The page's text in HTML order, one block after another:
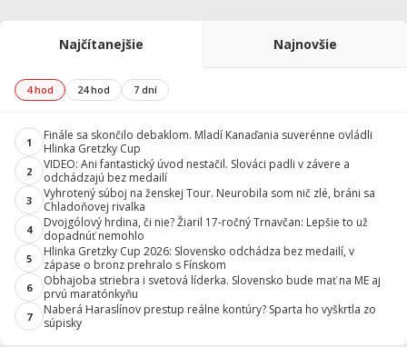
Najčítanejšie Najnovšie
4 hod 24 hod 7 dní
1
Finále sa skončilo debaklom. Mladí Kanaďania suverénne ovládli
Hlinka Gretzky Cup
2
VIDEO: Ani fantastický úvod nestačil. Slováci padli v závere a
odchádzajú bez medailí
3
Vyhrotený súboj na ženskej Tour. Neurobila som nič zlé, bráni sa
Chladoňovej rivalka
4
Dvojgólový hrdina, či nie? Žiaril 17-ročný Trnavčan: Lepšie to už
dopadnúť nemohlo
5
Hlinka Gretzky Cup 2026: Slovensko odchádza bez medailí, v
zápase o bronz prehralo s Fínskom
6
Obhajoba striebra i svetová líderka. Slovensko bude mať na ME aj
prvú maratónkyňu
7
Naberá Haraslínov prestup reálne kontúry? Sparta ho vyškrtla zo
súpisky